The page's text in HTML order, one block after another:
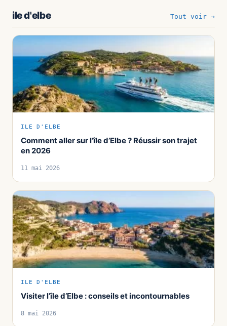
ile d'elbe Tout voir →
ILE D'ELBE
Comment aller sur l’île d’Elbe ? Réussir son trajet
en 2026
11 mai 2026
ILE D'ELBE
Visiter l’île d’Elbe : conseils et incontournables
8 mai 2026